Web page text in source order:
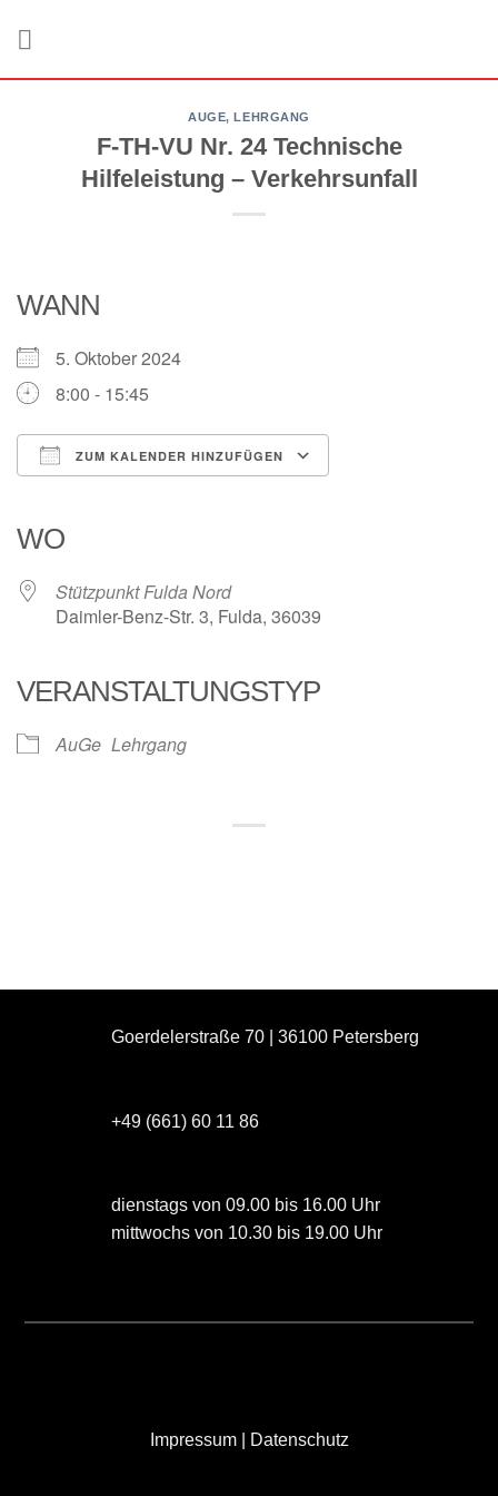
AUGE,LEHRGANG
F-TH-VU Nr. 24 Technische
Hilfeleistung – Verkehrsunfall
WANN
5. Oktober 2024
8:00 - 15:45
ZUM KALENDER HINZUFÜGEN
WO
Stützpunkt Fulda Nord
Daimler-Benz-Str. 3, Fulda, 36039
VERANSTALTUNGSTYP
AuGe Lehrgang
Goerdelerstraße 70 | 36100 Petersberg
+49 (661) 60 11 86
dienstags von 09.00 bis 16.00 Uhr
mittwochs von 10.30 bis 19.00 Uhr
Impressum| Datenschutz